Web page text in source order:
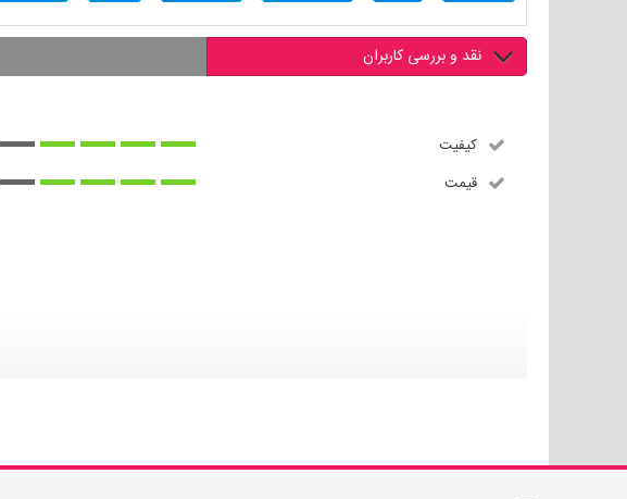
نقد و بررسی کاربران
کیفیت
قیمت